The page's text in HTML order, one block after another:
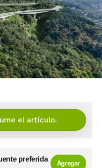
el artículo.
preferida
Agregar